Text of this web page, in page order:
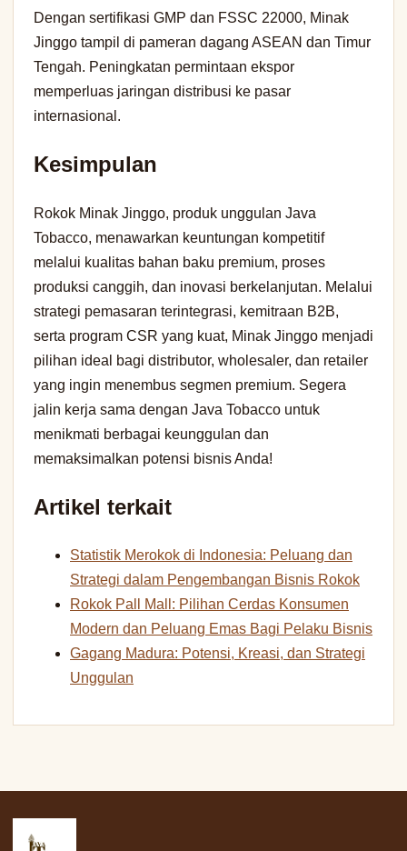
Dengan sertifikasi GMP dan FSSC 22000, Minak
Jinggo tampil di pameran dagang ASEAN dan Timur
Tengah. Peningkatan permintaan ekspor
memperluas jaringan distribusi ke pasar
internasional.
Kesimpulan
Rokok Minak Jinggo, produk unggulan Java
Tobacco, menawarkan keuntungan kompetitif
melalui kualitas bahan baku premium, proses
produksi canggih, dan inovasi berkelanjutan. Melalui
strategi pemasaran terintegrasi, kemitraan B2B,
serta program CSR yang kuat, Minak Jinggo menjadi
pilihan ideal bagi distributor, wholesaler, dan retailer
yang ingin menembus segmen premium. Segera
jalin kerja sama dengan Java Tobacco untuk
menikmati berbagai keunggulan dan
memaksimalkan potensi bisnis Anda!
Artikel terkait
Statistik Merokok di Indonesia: Peluang dan
Strategi dalam Pengembangan Bisnis Rokok
Rokok Pall Mall: Pilihan Cerdas Konsumen
Modern dan Peluang Emas Bagi Pelaku Bisnis
Gagang Madura: Potensi, Kreasi, dan Strategi
Unggulan